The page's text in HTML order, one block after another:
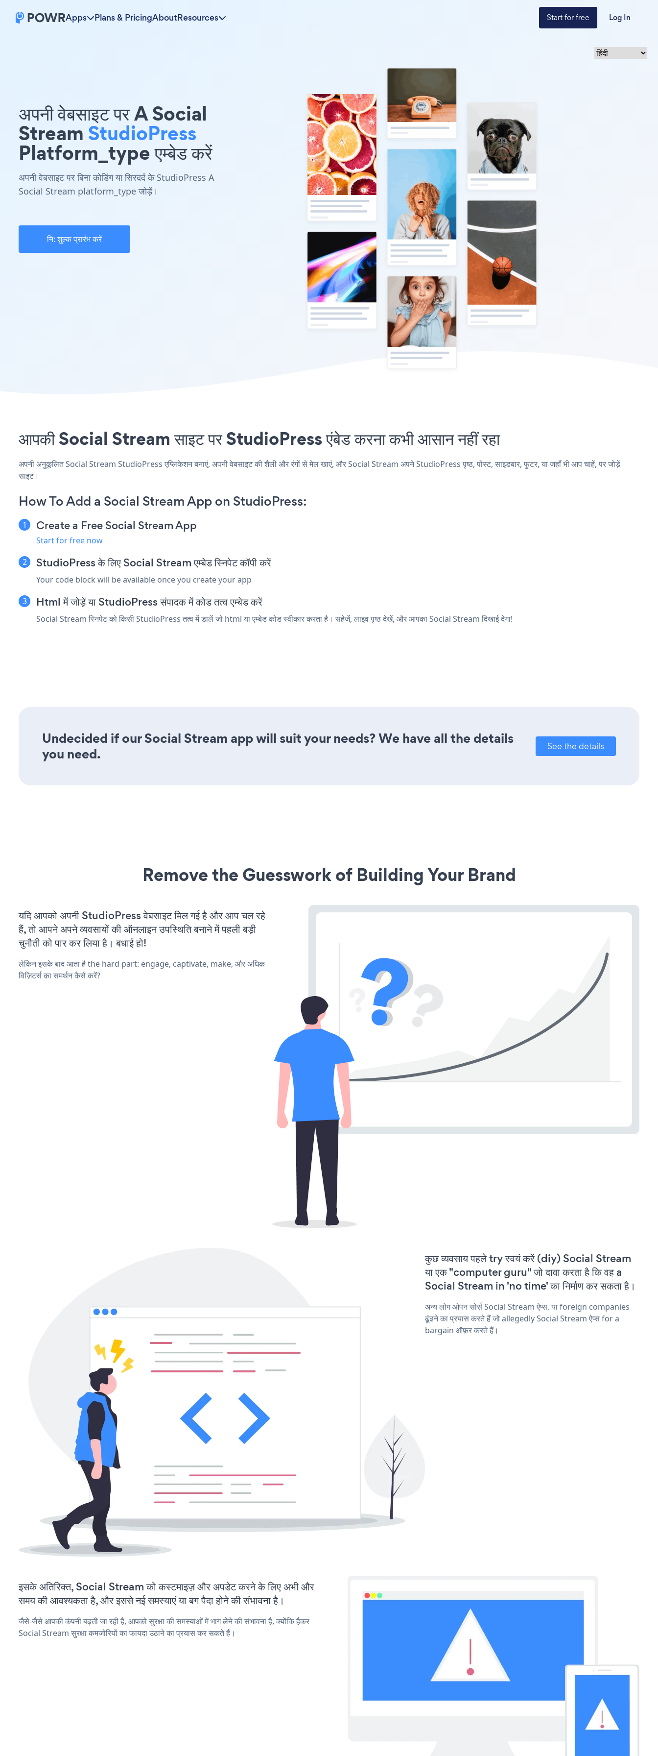
Apps Plans & PricingAboutResources Start for free Log In
अपनी वेबसाइट पर A Social
Stream StudioPress
Platform_type एम्बेड करें
अपनी वेबसाइट पर बिना कोडिंग या सिरदर्द के StudioPress A
Social Stream platform_type जोड़ें।
नि: शुल्क प्रारंभ करें
आपकी Social Stream साइट पर StudioPress एंबेड करना कभी आसान नहीं रहा
अपनी अनुकूलित Social Stream StudioPress एप्लिकेशन बनाएं, अपनी वेबसाइट की शैली और रंगों से मेल खाएं, और Social Stream अपने StudioPress पृष्ठ, पोस्ट, साइडबार, फुटर, या जहाँ भी आप चाहें, पर जोड़ें
साइट।
How To Add a Social Stream App on StudioPress:
Create a Free Social Stream App
Start for free now
StudioPress के लिए Social Stream एम्बेड स्निपेट कॉपी करें
Your code block will be available once you create your app
Html में जोड़ें या StudioPress संपादक में कोड तत्व एम्बेड करें
Social Stream स्निपेट को किसी StudioPress तत्व में डालें जो html या एम्बेड कोड स्वीकार करता है। सहेजें, लाइव पृष्ठ देखें, और आपका Social Stream दिखाई देगा!
Undecided if our Social Stream app will suit your needs? We have all the details
you need.
See the details
Remove the Guesswork of Building Your Brand
यदि आपको अपनी StudioPress वेबसाइट मिल गई है और आप चल रहे
हैं, तो आपने अपने व्यवसायों की ऑनलाइन उपस्थिति बनाने में पहली बड़ी
चुनौती को पार कर लिया है। बधाई हो!
लेकिन इसके बाद आता है the hard part: engage, captivate, make, और अधिक
विज़िटर्स का समर्थन कैसे करें?
कुछ व्यवसाय पहले try स्वयं करें (diy) Social Stream
या एक "computer guru" जो दावा करता है कि वह a
Social Stream in 'no time' का निर्माण कर सकता है।
अन्य लोग ओपन सोर्स Social Stream ऐप्स, या foreign companies
ढूंढने का प्रयास करते हैं जो allegedly Social Stream ऐप्स for a
bargain ऑफ़र करते हैं।
इसके अतिरिक्त, Social Stream को कस्टमाइज़ और अपडेट करने के लिए अभी और
समय की आवश्यकता है, और इससे नई समस्याएं या बग पैदा होने की संभावना है।
जैसे-जैसे आपकी कंपनी बढ़ती जा रही है, आपको सुरक्षा की समस्याओं में भाग लेने की संभावना है, क्योंकि हैकर
Social Stream सुरक्षा कमजोरियों का फायदा उठाने का प्रयास कर सकते हैं।